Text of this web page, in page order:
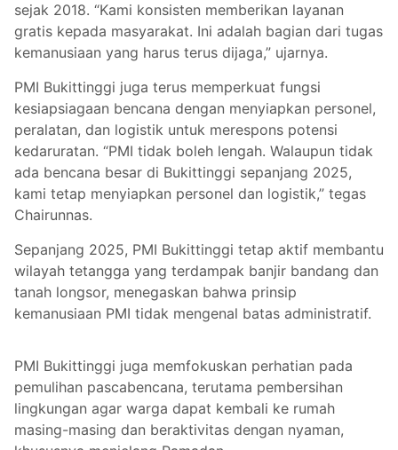
sejak 2018. “Kami konsisten memberikan layanan
gratis kepada masyarakat. Ini adalah bagian dari tugas
kemanusiaan yang harus terus dijaga,” ujarnya.
PMI Bukittinggi juga terus memperkuat fungsi
kesiapsiagaan bencana dengan menyiapkan personel,
peralatan, dan logistik untuk merespons potensi
kedaruratan. “PMI tidak boleh lengah. Walaupun tidak
ada bencana besar di Bukittinggi sepanjang 2025,
kami tetap menyiapkan personel dan logistik,” tegas
Chairunnas.
Sepanjang 2025, PMI Bukittinggi tetap aktif membantu
wilayah tetangga yang terdampak banjir bandang dan
tanah longsor, menegaskan bahwa prinsip
kemanusiaan PMI tidak mengenal batas administratif.
PMI Bukittinggi juga memfokuskan perhatian pada
pemulihan pascabencana, terutama pembersihan
lingkungan agar warga dapat kembali ke rumah
masing-masing dan beraktivitas dengan nyaman,